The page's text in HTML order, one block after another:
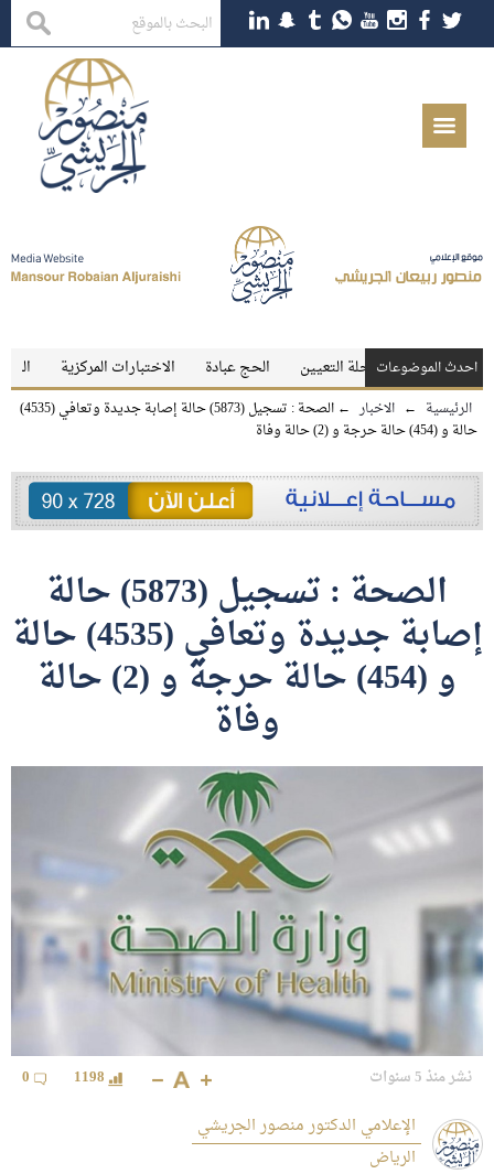
احدث الموضوعات الرسوب الاختبارات المركزية الحج عبادة رحلة التعيين
الرئيسية ← الاخبار ←
الصحة : تسجيل (5873) حالة إصابة جديدة وتعافي (4535)
حالة و (454) حالة حرجة و (2) حالة وفاة
الصحة : تسجيل (5873) حالة
إصابة جديدة وتعافي (4535) حالة
و (454) حالة حرجة و (2) حالة
وفاة
نشر منذ 5 سنوات 1198
0
الإعلامي الدكتور منصور الجريشي
الرياض